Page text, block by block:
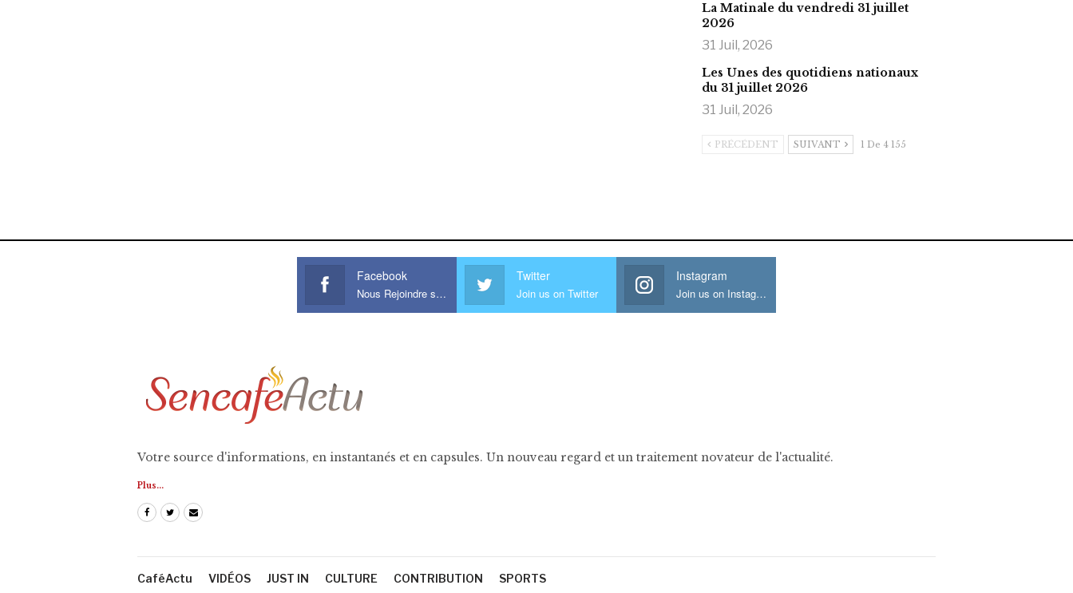
La Matinale du vendredi 31 juillet
2026
31 Juil, 2026
Les Unes des quotidiens nationaux
du 31 juillet 2026
31 Juil, 2026
PRÉCÉDENT SUIVANT 1 De 4 155
Facebook
Nous Rejoindre sur Facebook
Twitter
Join us on Twitter
Instagram
Join us on Instagram
Votre source d'informations, en instantanés et en capsules. Un nouveau regard et un traitement novateur de l'actualité.
Plus...
CaféActu VIDÉOS JUST IN CULTURE CONTRIBUTION SPORTS